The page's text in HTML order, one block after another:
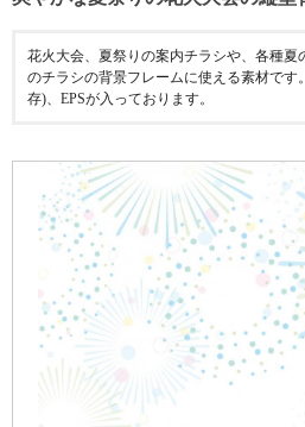
花火大会、夏祭りの案内チラシや、各種夏
のチラシの背景フレームに使える素材です
存)、EPSが入っております。